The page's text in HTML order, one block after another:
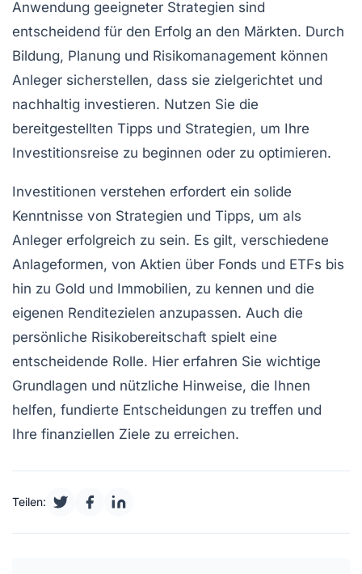
Anwendung geeigneter Strategien sind
entscheidend für den Erfolg an den Märkten. Durch
Bildung, Planung und Risikomanagement können
Anleger sicherstellen, dass sie zielgerichtet und
nachhaltig investieren. Nutzen Sie die
bereitgestellten Tipps und Strategien, um Ihre
Investitionsreise zu beginnen oder zu optimieren.
Investitionen verstehen erfordert ein solide
Kenntnisse von Strategien und Tipps, um als
Anleger erfolgreich zu sein. Es gilt, verschiedene
Anlageformen, von Aktien über Fonds und ETFs bis
hin zu Gold und Immobilien, zu kennen und die
eigenen Renditezielen anzupassen. Auch die
persönliche Risikobereitschaft spielt eine
entscheidende Rolle. Hier erfahren Sie wichtige
Grundlagen und nützliche Hinweise, die Ihnen
helfen, fundierte Entscheidungen zu treffen und
Ihre finanziellen Ziele zu erreichen.
Teilen: